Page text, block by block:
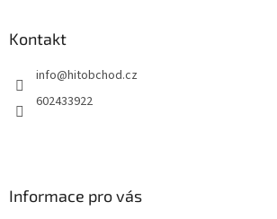
Kontakt
info@hitobchod.cz
602433922
Informace pro vás